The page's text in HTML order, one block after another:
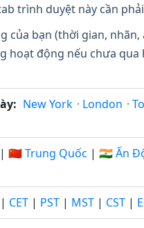
trình duyệt này cần
của bạn (thời gian,
hoạt động nếu chưa qua
New York · London ·
| 🇨🇳 Trung Quốc | 🇮🇳 Ấn
| CET | PST | MST | CST |